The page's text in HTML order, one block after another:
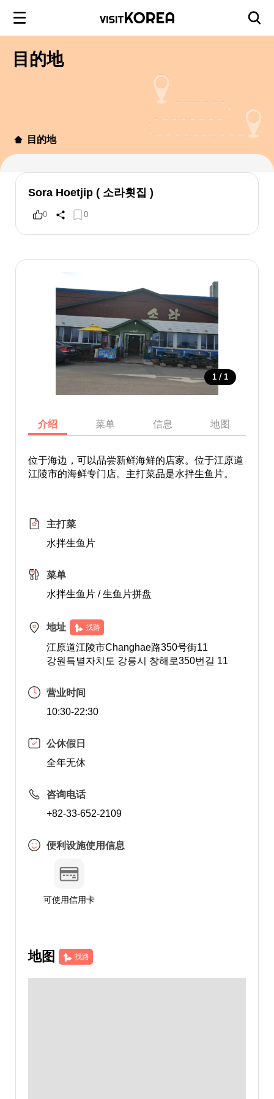
目的地
目的地
Sora Hoetjip ( 소라횟집 )
0 0
1 / 1
介绍 菜单 信息 地图
位于海边，可以品尝新鲜海鲜的店家。位于江原道
江陵市的海鲜专门店。主打菜品是水拌生鱼片。
主打菜
水拌生鱼片
菜单
水拌生鱼片 / 生鱼片拼盘
地址 找路
江原道江陵市Changhae路350号街11
강원특별자치도 강릉시 창해로350번길 11
营业时间
10:30-22:30
公休假日
全年无休
咨询电话
+82-33-652-2109
便利设施使用信息
可使用信用卡
地图 找路